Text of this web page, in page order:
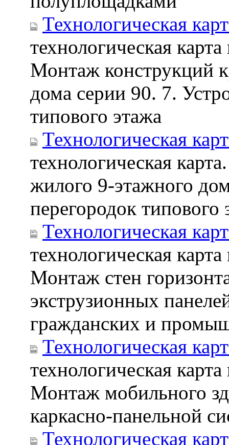
Технологическая
технологическая
Монтаж конструкций
дома серии 90. 7.
типового этажа
Технологическая
технологическая
жилого 9-этажного
перегородок типового
Технологическая
технологическая
Монтаж стен
экструзионных
гражданских и
Технологическая
технологическая
Монтаж мобильного
каркасно-панельной
Технологическая